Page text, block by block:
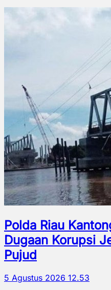
Polda Riau
Dugaan Korupsi
Pujud
5 Agustus 2026 12.53